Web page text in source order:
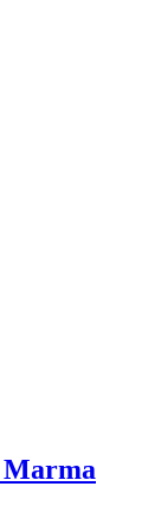
Marma